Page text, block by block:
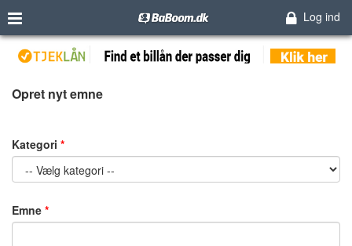
Log ind
Opret nyt emne
Kategori
Emne